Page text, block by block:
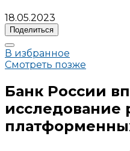
18.05.2023
Поделиться
В избранное
Смотреть позже
Банк России
исследование